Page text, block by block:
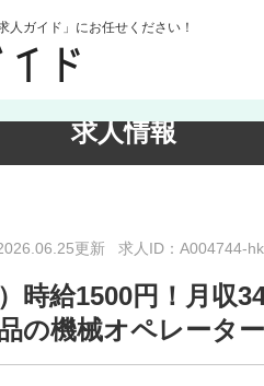
人ガイド」にお任せください！
求人情報
変更
更新 求人ID：A004744-
時給1500円！月収
の機械オペレータ